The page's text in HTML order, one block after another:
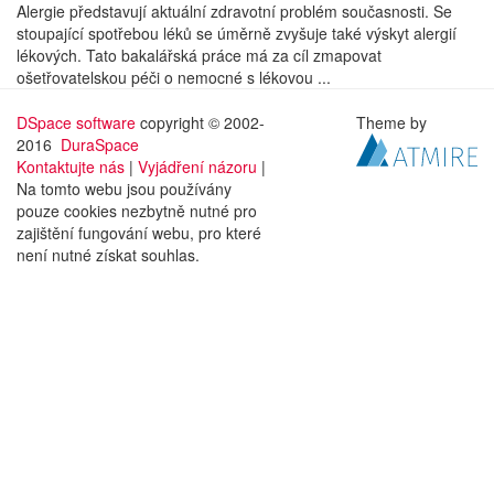
Alergie představují aktuální zdravotní problém současnosti. Se
stoupající spotřebou léků se úměrně zvyšuje také výskyt alergií
lékových. Tato bakalářská práce má za cíl zmapovat
ošetřovatelskou péči o nemocné s lékovou ...
DSpace software copyright © 2002-
2016 DuraSpace
Kontaktujte nás | Vyjádření názoru |
Na tomto webu jsou používány
pouze cookies nezbytně nutné pro
zajištění fungování webu, pro které
není nutné získat souhlas.
Theme by